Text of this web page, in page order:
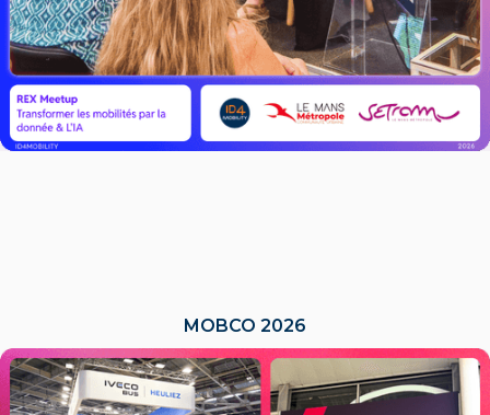
MOBCO 2026
LIRE L'ACTU